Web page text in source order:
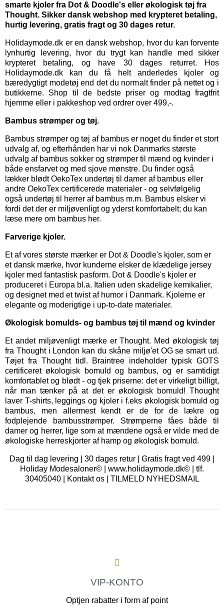
smarte kjoler fra Dot & Doodle's eller økologisk tøj fra
Thought. Sikker dansk webshop med krypteret betaling,
hurtig levering, gratis fragt og 30 dages retur.
Holidaymode.dk er en dansk webshop, hvor du kan forvente
lynhurtig levering, hvor du trygt kan handle med sikker
krypteret betaling, og have 30 dages returret. Hos
Holidaymode.dk kan du få helt anderledes kjoler og
bæredygtigt modetøj end det du normalt finder på nettet og i
butikkerne. Shop til de bedste priser og modtag fragtfrit
hjemme eller i pakkeshop ved ordrer over 499,-.
Bambus strømper og tøj.
Bambus strømper og tøj af bambus er noget du finder et stort
udvalg af, og efterhånden har vi nok Danmarks største
udvalg af bambus sokker og strømper til mænd og kvinder i
både ensfarvet og med sjove mønstre. Du finder også
lækker blødt OekoTex undertøj til damer af bambus eller
andre OekoTex certificerede materialer - og selvfølgelig
også undertøj til herrer af bambus m.m. Bambus elsker vi
fordi det der er miljøvenligt og yderst komfortabelt; du kan
læse mere om bambus her.
Farverige kjoler.
Et af vores største mærker er Dot & Doodle's kjoler, som er
et dansk mærke, hvor kunderne elsker de klædelige jersey
kjoler med fantastisk pasform. Dot & Doodle's kjoler er
produceret i Europa bl.a. Italien uden skadelige kemikalier,
og designet med et twist af humor i Danmark. Kjolerne er
elegante og moderigtige i up-to-date materialer.
Økologisk bomulds- og bambus tøj til mænd og kvinder
Et andet miljøvenligt mærke erThought. Med økologisk tøj
fra Thought i London kan du skåne miljø'et OG se smart ud.
Tøjet fra Thought tidl. Braintree indeholder typisk GOTS
certificeret økologisk bomuld og bambus, og er samtidigt
komfortablet og blødt - og tjek priserne: det er virkeligt billigt,
når man tænker på at det er økologisk bomuld! Thought
laver T-shirts, leggings og kjoler i f.eks økologisk bomuld og
bambus, men allermest kendt er de for de lækre og
fodplejende bambusstrømper. Strømperne fåes både til
damer og herrer, lige som at mændene også er vilde med de
økologiske herreskjorter af hamp og økologisk bomuld.
Dag til dag levering | 30 dages retur | Gratis fragt ved 499 |
Holiday Modesaloner© | www.holidaymode.dk© | tlf.
30405040 |
Kontakt os| TILMELD NYHEDSMAIL
VIP-KONTO
Optjen rabatter i form af point